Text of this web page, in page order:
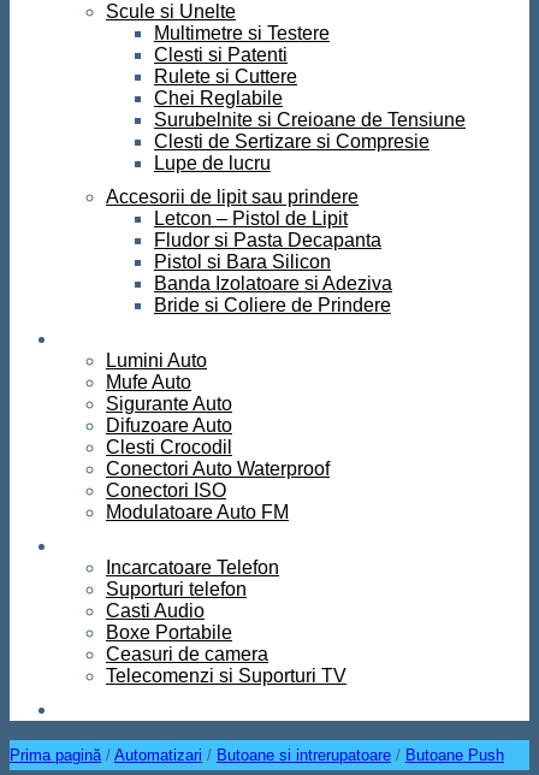
Scule si Unelte
Multimetre si Testere
Clesti si Patenti
Rulete si Cuttere
Chei Reglabile
Surubelnite si Creioane de Tensiune
Clesti de Sertizare si Compresie
Lupe de lucru
Accesorii de lipit sau prindere
Letcon – Pistol de Lipit
Fludor si Pasta Decapanta
Pistol si Bara Silicon
Banda Izolatoare si Adeziva
Bride si Coliere de Prindere
Lumini Auto
Mufe Auto
Sigurante Auto
Difuzoare Auto
Clesti Crocodil
Conectori Auto Waterproof
Conectori ISO
Modulatoare Auto FM
Incarcatoare Telefon
Suporturi telefon
Casti Audio
Boxe Portabile
Ceasuri de camera
Telecomenzi si Suporturi TV
Prima pagină / Automatizari / Butoane si intrerupatoare / Butoane Push